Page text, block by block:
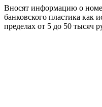
Вносят информацию о
банковского пластика как
пределах от 5 до 50 тысяч